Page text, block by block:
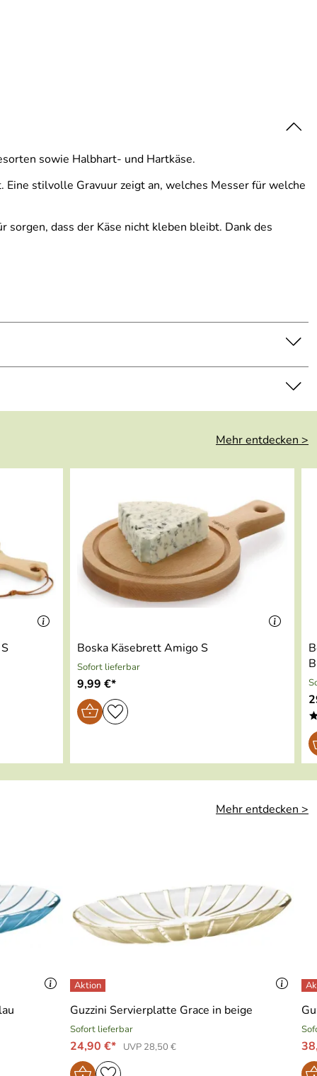
sowie Halbhart- und Hartkäse.
Eine stilvolle Gravuur zeigt an, welches Messer für welche
dass der Käse nicht kleben bleibt. Dank des
Mehr entdecken >
Boska Käsebrett Amigo S
Sofort lieferbar
9,99 €*
Mehr entdecken >
Guzzini Servierplatte Grace in beige
Sofort lieferbar
24,90 €* UVP 28,50 €